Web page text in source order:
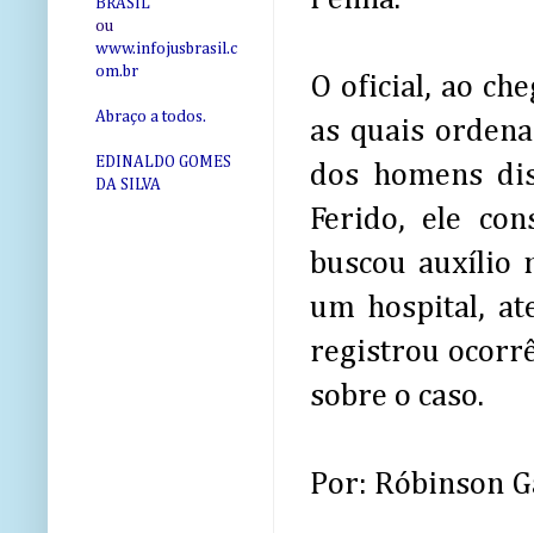
O oficial, ao
as quais
dos homens
Ferido, ele
buscou auxílio
um hospital,
registrou
sobre o caso.
Por: Róbinson
BRASIL
ou
www.infojusbrasil.c
om.br
Abraço a todos.
EDINALDO GOMES
DA SILVA